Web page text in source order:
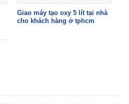
Giao máy tạo oxy 5 lít tại nhà
cho khách hàng ở tphcm